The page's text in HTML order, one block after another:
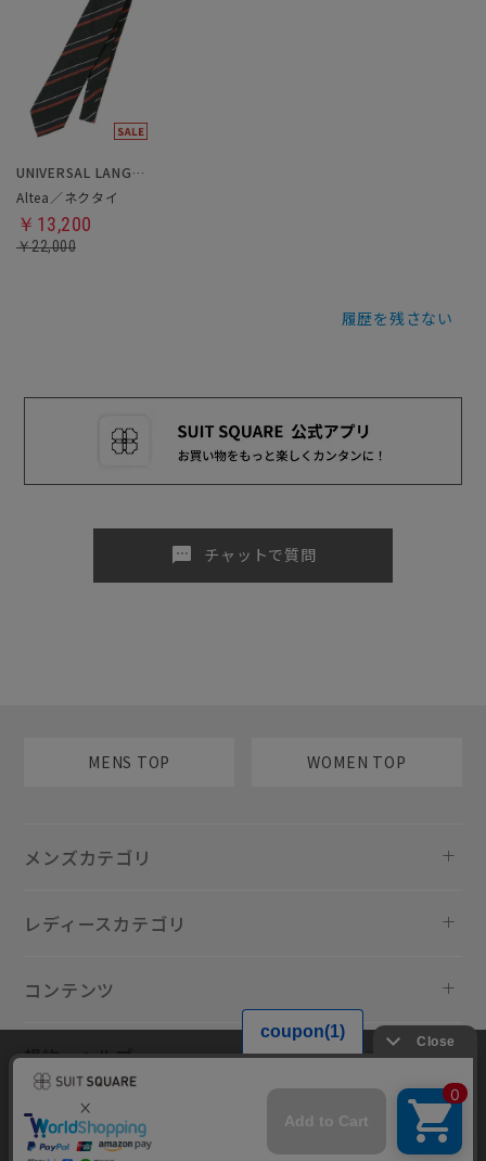
UNIVERSAL LANGUAGE
Altea／ネクタイ
￥13,200
￥22,000
履歴を残さない
sms チャットで質問
MENS TOP WOMEN TOP
メンズカテゴリ
レディースカテゴリ
コンテンツ
規約・ヘルプ
当サイトでは利用体験の向上およびコンテンツの最適な提供、トラフィ
ックの分析を目的としてCookieを使用しています。サイトの閲覧を継続
された場合、Cookieの利用に同意したものといたします。詳細について
はプライバシーポリシー をご確認ください。